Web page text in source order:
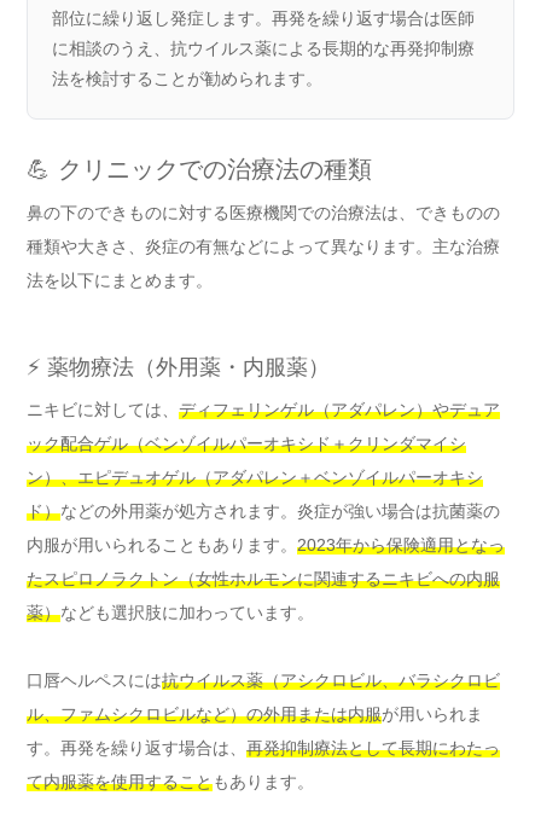
部位に繰り返し発症します。再発を繰り返す場合は医師
に相談のうえ、抗ウイルス薬による長期的な再発抑制療
法を検討することが勧められます。
💪 クリニックでの治療法の種類
鼻の下のできものに対する医療機関での治療法は、できものの
種類や大きさ、炎症の有無などによって異なります。主な治療
法を以下にまとめます。
⚡ 薬物療法（外用薬・内服薬）
ニキビに対しては、 ディフェリンゲル（アダパレン）やデュア
ック配合ゲル（ベンゾイルパーオキシド＋クリンダマイシ
ン）、エピデュオゲル（アダパレン＋ベンゾイルパーオキシ
ド）などの外用薬が処方されます。炎症が強い場合は抗菌薬の
内服が用いられることもあります。 2023年から保険適用となっ
たスピロノラクトン（女性ホルモンに関連するニキビへの内服
薬）なども選択肢に加わっています。
口唇ヘルペスには抗ウイルス薬（アシクロビル、バラシクロビ
ル、ファムシクロビルなど）の外用または内服が用いられま
す。再発を繰り返す場合は、 再発抑制療法として長期にわたっ
て内服薬を使用することもあります。